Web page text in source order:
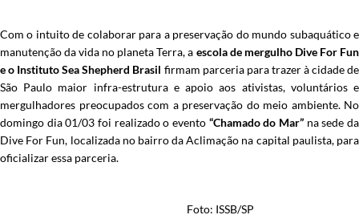
Com o intuito de colaborar para a preservação do mundo subaquático e
manutenção da vida no planeta Terra, a escola de mergulho Dive For Fun
e o Instituto Sea Shepherd Brasil firmam parceria para trazer à cidade de
São Paulo maior infra-estrutura e apoio aos ativistas, voluntários e
mergulhadores preocupados com a preservação do meio ambiente. No
domingo dia 01/03 foi realizado o evento “Chamado do Mar” na sede da
Dive For Fun, localizada no bairro da Aclimação na capital paulista, para
oficializar essa parceria.
Foto: ISSB/SP